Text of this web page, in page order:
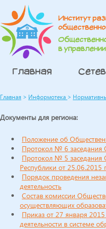
Главная
Главная > Информотека >
Документы для региона:
Положение об
Протокол № 6 заседания
Протокол № 5 заседания
Республики от 25.06.2015
Порядок проведения
деятельность
Состав комиссии
осуществляющих
Приказ от 27 января
деятельности в системе